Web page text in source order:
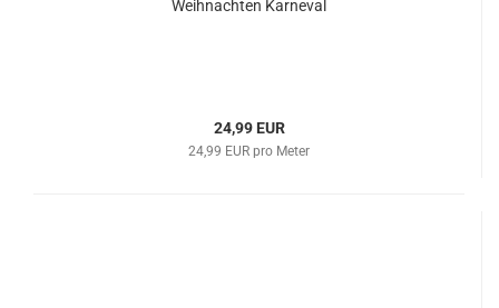
Weihnachten Karneval
24,99 EUR
24,99 EUR pro Meter